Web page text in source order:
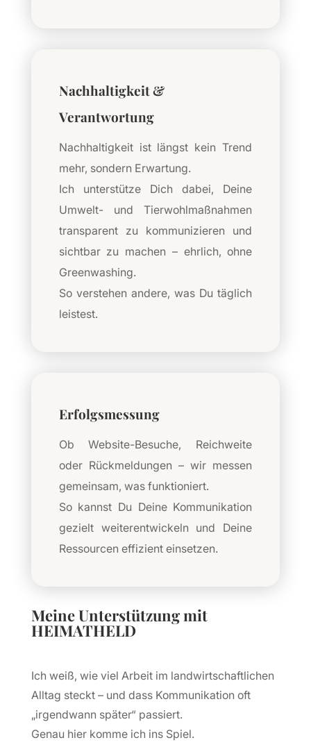
Nachhaltigkeit &
Verantwortung
Nachhaltigkeit ist längst kein Trend
mehr, sondern Erwartung.
Ich unterstütze Dich dabei, Deine
Umwelt- und Tierwohlmaßnahmen
transparent zu kommunizieren und
sichtbar zu machen – ehrlich, ohne
Greenwashing.
So verstehen andere, was Du täglich
leistest.
Erfolgsmessung
Ob Website-Besuche, Reichweite
oder Rückmeldungen – wir messen
gemeinsam, was funktioniert.
So kannst Du Deine Kommunikation
gezielt weiterentwickeln und Deine
Ressourcen effizient einsetzen.
Meine Unterstützung mit
HEIMATHELD
Ich weiß, wie viel Arbeit im landwirtschaftlichen
Alltag steckt – und dass Kommunikation oft
„irgendwann später“ passiert.
Genau hier komme ich ins Spiel.